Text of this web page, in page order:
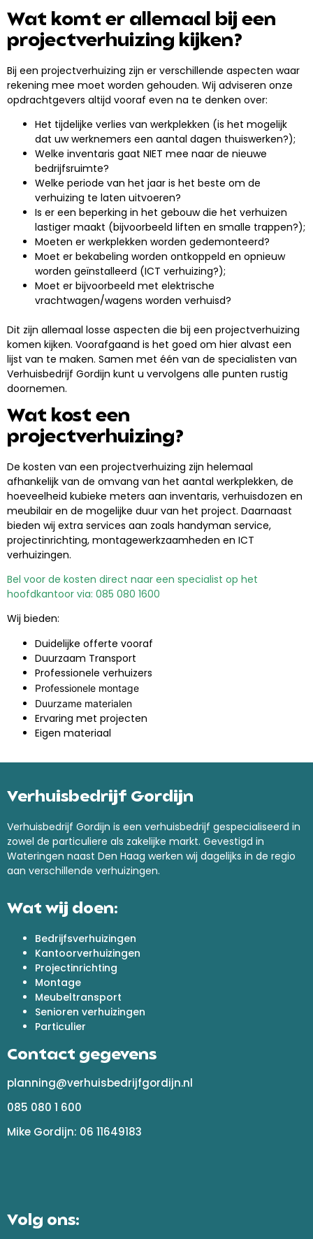
Wat komt er allemaal bij een
projectverhuizing kijken?
Bij een projectverhuizing zijn er verschillende aspecten waar
rekening mee moet worden gehouden. Wij adviseren onze
opdrachtgevers altijd vooraf even na te denken over:
Het tijdelijke verlies van werkplekken (is het mogelijk
dat uw werknemers een aantal dagen thuiswerken?);
Welke inventaris gaat NIET mee naar de nieuwe
bedrijfsruimte?
Welke periode van het jaar is het beste om de
verhuizing te laten uitvoeren?
Is er een beperking in het gebouw die het verhuizen
lastiger maakt (bijvoorbeeld liften en smalle trappen?);
Moeten er werkplekken worden gedemonteerd?
Moet er bekabeling worden ontkoppeld en opnieuw
worden geïnstalleerd (ICT verhuizing?);
Moet er bijvoorbeeld met elektrische
vrachtwagen/wagens worden verhuisd?
Dit zijn allemaal losse aspecten die bij een projectverhuizing
komen kijken. Voorafgaand is het goed om hier alvast een
lijst van te maken. Samen met één van de specialisten van
Verhuisbedrijf Gordijn kunt u vervolgens alle punten rustig
doornemen.
Wat kost een
projectverhuizing?
De kosten van een projectverhuizing zijn helemaal
afhankelijk van de omvang van het aantal werkplekken, de
hoeveelheid kubieke meters aan inventaris, verhuisdozen en
meubilair en de mogelijke duur van het project. Daarnaast
bieden wij extra services aan zoals handyman service,
projectinrichting, montagewerkzaamheden en ICT
verhuizingen.
Bel voor de kosten direct naar een specialist op het
hoofdkantoor via: 085 080 1600
Wij bieden:
Duidelijke offerte vooraf
Duurzaam Transport
Professionele verhuizers
Professionele montage
Duurzame materialen
Ervaring met projecten
Eigen materiaal
Verhuisbedrijf Gordijn
Verhuisbedrijf Gordijn is een verhuisbedrijf gespecialiseerd in
zowel de particuliere als zakelijke markt. Gevestigd in
Wateringen naast Den Haag werken wij dagelijks in de regio
aan verschillende verhuizingen.
Wat wij doen:
Bedrijfsverhuizingen
Kantoorverhuizingen
Projectinrichting
Montage
Meubeltransport
Senioren verhuizingen
Particulier
Contact gegevens
planning@verhuisbedrijfgordijn.nl
085 080 1 600
Mike Gordijn: 06 11649183
Volg ons: